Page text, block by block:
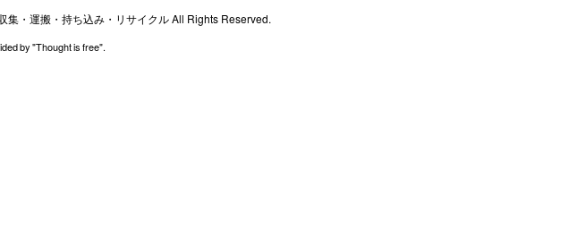
集・運搬・持ち込み・リサイクルAll Rights Reserved.
by "Thought is free".